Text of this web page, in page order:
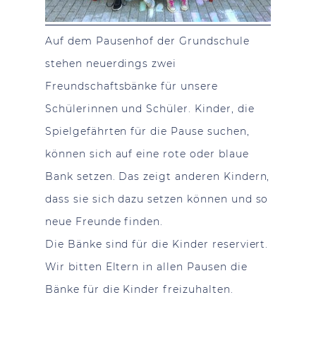
Auf dem Pausenhof der Grundschule
stehen neuerdings zwei
Freundschaftsbänke für unsere
Schülerinnen und Schüler. Kinder, die
Spielgefährten für die Pause suchen,
können sich auf eine rote oder blaue
Bank setzen. Das zeigt anderen Kindern,
dass sie sich dazu setzen können und so
neue Freunde finden.
Die Bänke sind für die Kinder reserviert.
Wir bitten Eltern in allen Pausen die
Bänke für die Kinder freizuhalten.